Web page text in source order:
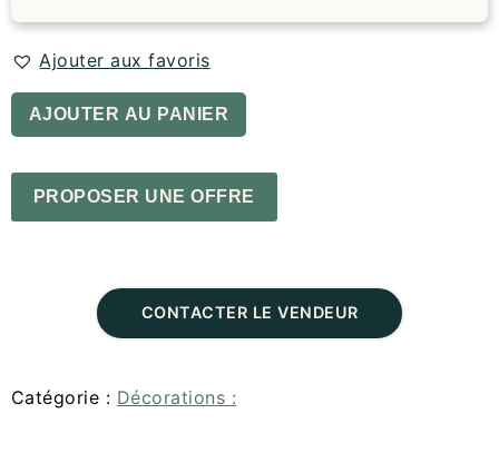
Ajouter aux favoris
AJOUTER AU PANIER
PROPOSER UNE OFFRE
CONTACTER LE VENDEUR
Catégorie : Décorations :